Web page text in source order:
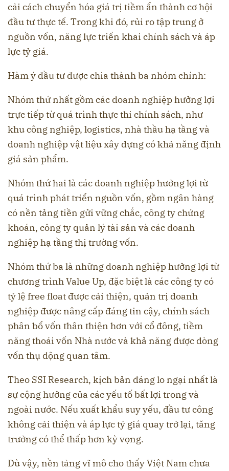
cải cách chuyển hóa giá trị tiềm ẩn thành cơ hội
đầu tư thực tế. Trong khi đó, rủi ro tập trung ở
nguồn vốn, năng lực triển khai chính sách và áp
lực tỷ giá.
Hàm ý đầu tư được chia thành ba nhóm chính:
Nhóm thứ nhất gồm các doanh nghiệp hưởng lợi
trực tiếp từ quá trình thực thi chính sách, như
khu công nghiệp, logistics, nhà thầu hạ tầng và
doanh nghiệp vật liệu xây dựng có khả năng định
giá sản phẩm.
Nhóm thứ hai là các doanh nghiệp hưởng lợi từ
quá trình phát triển nguồn vốn, gồm ngân hàng
có nền tảng tiền gửi vững chắc, công ty chứng
khoán, công ty quản lý tài sản và các doanh
nghiệp hạ tầng thị trường vốn.
Nhóm thứ ba là những doanh nghiệp hưởng lợi từ
chương trình Value Up, đặc biệt là các công ty có
tỷ lệ free float được cải thiện, quản trị doanh
nghiệp được nâng cấp đáng tin cậy, chính sách
phân bổ vốn thân thiện hơn với cổ đông, tiềm
năng thoái vốn Nhà nước và khả năng được dòng
vốn thụ động quan tâm.
Theo SSI Research, kịch bản đáng lo ngại nhất là
sự cộng hưởng của các yếu tố bất lợi trong và
ngoài nước. Nếu xuất khẩu suy yếu, đầu tư công
không cải thiện và áp lực tỷ giá quay trở lại, tăng
trưởng có thể thấp hơn kỳ vọng.
Dù vậy, nền tảng vĩ mô cho thấy Việt Nam chưa